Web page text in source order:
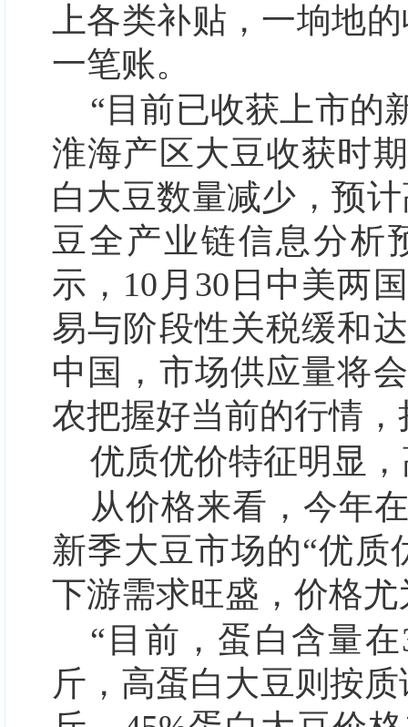
上各类补贴，一垧地
一笔账。
“目前已收获上市的
淮海产区大豆收获时
白大豆数量减少，预
豆全产业链信息分析
示，10月30日中美两
易与阶段性关税缓和
中国，市场供应量将
农把握好当前的行情
优质优价特征明显
从价格来看，今年
新季大豆市场的“优质
下游需求旺盛，价格
“目前，蛋白含量
斤，高蛋白大豆则按